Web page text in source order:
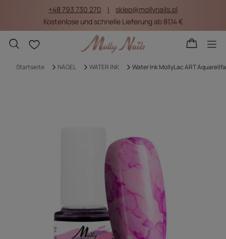
+48 793 730 270
sklep@mollynails.pl
Kostenlose und schnelle Lieferung ab 81,14 €
Einkaufslisten
Startseite NÄGEL WATER INK Water Ink MollyLac ART